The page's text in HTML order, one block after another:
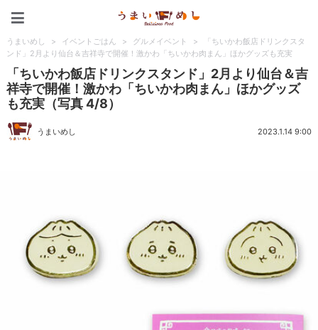
うまいめし > イベントごはん > グルメイベント >
「ちいかわ飯店ドリンクスタ
ンド」2月より仙台＆吉祥寺で開催！激かわ「ちいかわ肉まん」ほかグッズも充実
「ちいかわ飯店ドリンクスタンド」2月より仙台＆吉
祥寺で開催！激かわ「ちいかわ肉まん」ほかグッズ
も充実（写真 4/8）
うまいめし 2023.1.14 9:00